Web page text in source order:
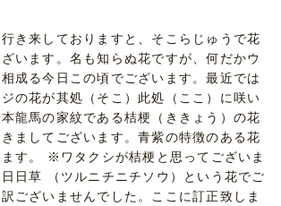
き来しておりますと、そこらじゅうで花
います。名も知らぬ花ですが、何だかウ
成る今日この頃でございます。最近では
の花が其処（そこ）此処（ここ）に咲い
龍馬の家紋である桔梗（ききょう）の花
ましてございます。青紫の特徴のある花
す。 ※ワタクシが桔梗と思ってございま
日草 （ツルニチニチソウ）という花でご
ございませんでした。ここに訂正致しま